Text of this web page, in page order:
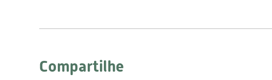
Compartilhe